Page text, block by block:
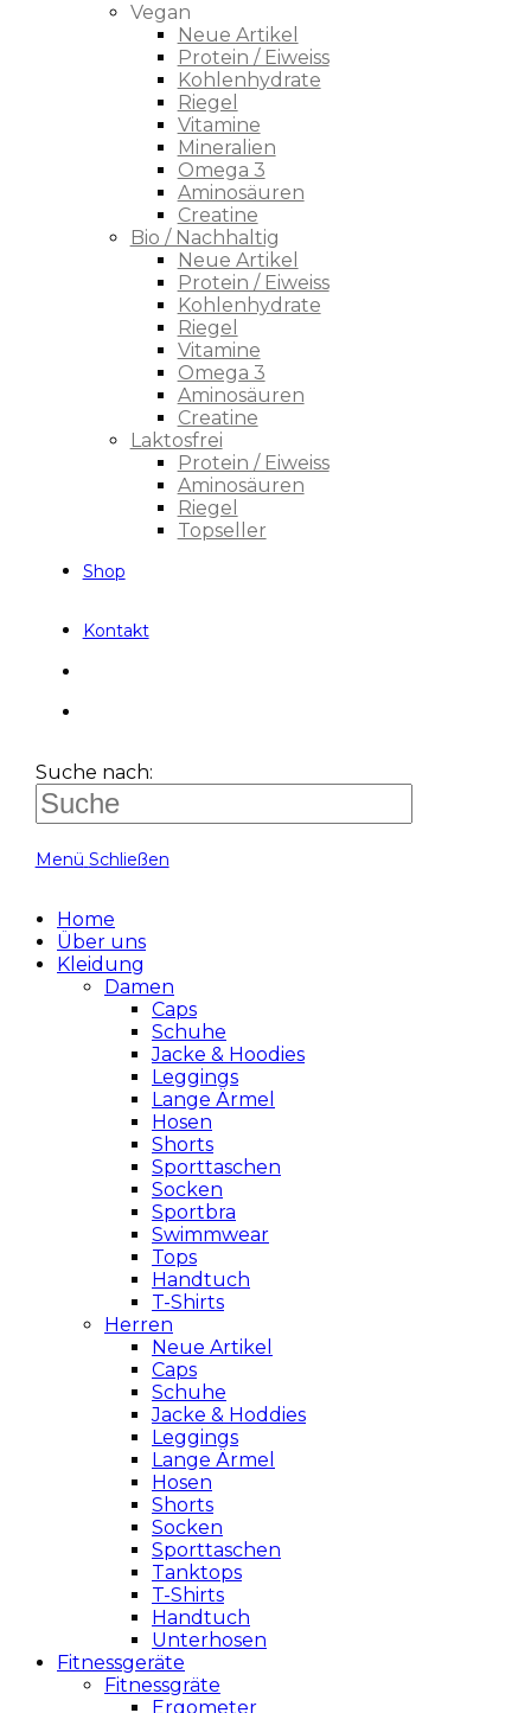
Vegan
Neue Artikel
Protein / Eiweiss
Kohlenhydrate
Riegel
Vitamine
Mineralien
Omega 3
Aminosäuren
Creatine
Bio / Nachhaltig
Neue Artikel
Protein / Eiweiss
Kohlenhydrate
Riegel
Vitamine
Omega 3
Aminosäuren
Creatine
Laktosfrei
Protein / Eiweiss
Aminosäuren
Riegel
Topseller
Shop
Kontakt
Suche nach:
Menü Schließen
Home
Über uns
Kleidung
Damen
Caps
Schuhe
Jacke & Hoodies
Leggings
Lange Ärmel
Hosen
Shorts
Sporttaschen
Socken
Sportbra
Swimmwear
Tops
Handtuch
T-Shirts
Herren
Neue Artikel
Caps
Schuhe
Jacke & Hoddies
Leggings
Lange Ärmel
Hosen
Shorts
Socken
Sporttaschen
Tanktops
T-Shirts
Handtuch
Unterhosen
Fitnessgeräte
Fitnessgräte
Ergometer